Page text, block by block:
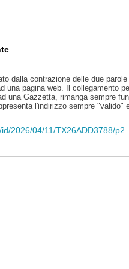
dalla contrazione delle due
una pagina web. Il collegamento
una Gazzetta, rimanga sempre
l'indirizzo sempre
2026/04/11/TX26ADD3788/p2